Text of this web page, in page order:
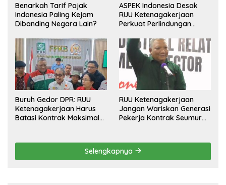
Benarkah Tarif Pajak
Indonesia Paling Kejam
Dibanding Negara Lain?
ASPEK Indonesia Desak
RUU Ketenagakerjaan
Perkuat Perlindungan
Pesangon
Buruh Gedor DPR: RUU
Ketenagakerjaan Harus
Batasi Kontrak Maksimal
RUU Ketenagakerjaan
Jangan Wariskan Generasi
Pekerja Kontrak Seumur
Selengkapnya